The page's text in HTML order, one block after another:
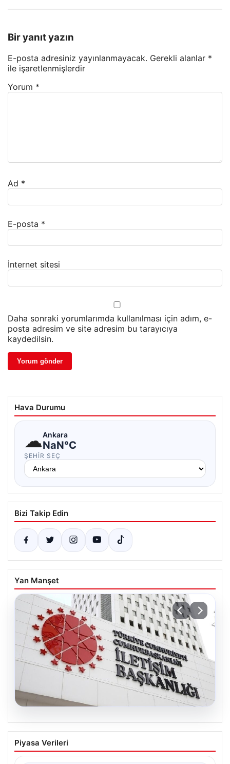
Bir yanıt yazın
E-posta adresiniz yayınlanmayacak. Gerekli alanlar *
ile işaretlenmişlerdir
Yorum *
Ad *
E-posta *
İnternet sitesi
Daha sonraki yorumlarımda kullanılması için adım, e-
posta adresim ve site adresim bu tarayıcıya
kaydedilsin.
Hava Durumu
☁Ankara
NaN°C
ŞEHIR SEÇ
Bizi Takip Edin
Yan Manşet
07.08.2026
DMM’den Mekke Ortak Savunma Paktı
Hakkındaki İddialara Resmi Yanıt
Piyasa Verileri